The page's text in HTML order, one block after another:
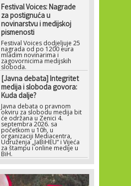
Festival Voices: Nagrade
za postignuća u
novinarstvu i medijskoj
pismenosti
Festival Voices dodjeljuje 25
nagrada od po 1200 eura
mladim novinarima i
zagovornicima medijskih
sloboda.
[Javna debata] Integritet
medija i sloboda govora:
Kuda dalje?
Javna debata o pravnom
okviru za slobodu medija bit
će održana u Zenici 4.
septembra 2026. sa
početkom u 10h, u
organizaciji Mediacentra,
Udruženja „JaBiHEU“ i Vijeća
za štampu i online medije u
BiH.